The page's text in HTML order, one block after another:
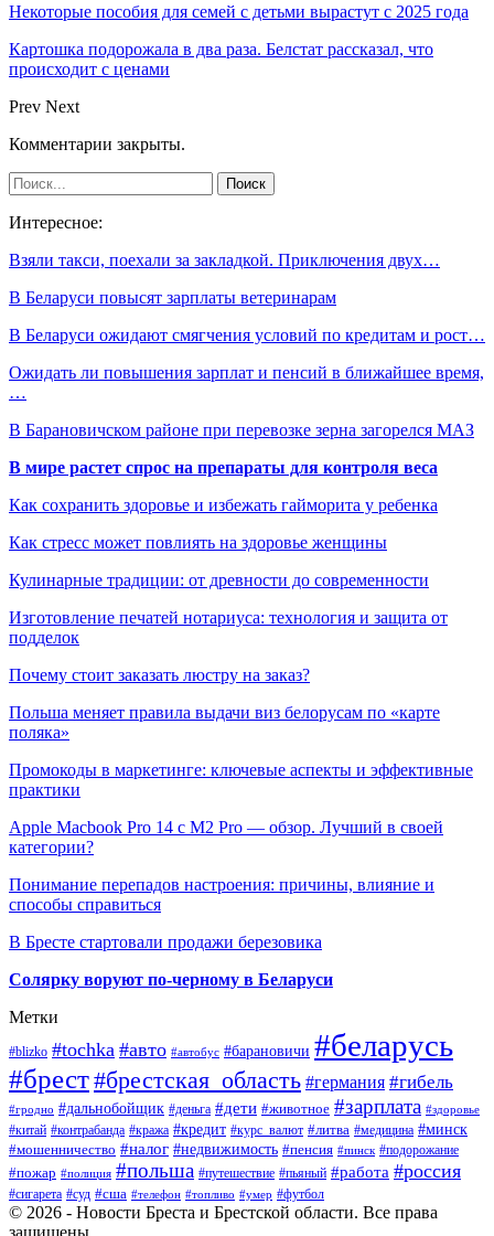
Некоторые пособия для семей с детьми вырастут с 2025 года
Картошка подорожала в два раза. Белстат рассказал, что
происходит с ценами
Prev Next
Комментарии закрыты.
Интересное:
Взяли такси, поехали за закладкой. Приключения двух…
В Беларуси повысят зарплаты ветеринарам
В Беларуси ожидают смягчения условий по кредитам и рост…
Ожидать ли повышения зарплат и пенсий в ближайшее время,
…
В Барановичском районе при перевозке зерна загорелся МАЗ
В мире растет спрос на препараты для контроля веса
Как сохранить здоровье и избежать гайморита у ребенка
Как стресс может повлиять на здоровье женщины
Кулинарные традиции: от древности до современности
Изготовление печатей нотариуса: технология и защита от
подделок
Почему стоит заказать люстру на заказ?
Польша меняет правила выдачи виз белорусам по «карте
поляка»
Промокоды в маркетинге: ключевые аспекты и эффективные
практики
Apple Macbook Pro 14 с M2 Pro — обзор. Лучший в своей
категории?
Понимание перепадов настроения: причины, влияние и
способы справиться
В Бресте стартовали продажи березовика
Солярку воруют по-черному в Беларуси
Метки
#blizko #tochka #авто #автобус #барановичи #беларусь
#брест#брестская_область #германия #гибель
#гродно #дальнобойщик #деньга #дети #животное #зарплата #здоровье
#китай #контрабанда #кража #кредит #курс_валют #литва #медицина #минск
#мошенничество #налог #недвижимость #пенсия #пинск #подорожание
#пожар #полиция #польша #путешествие #пьяный #работа #россия
#сигарета #суд #сша #телефон #топливо #умер #футбол
© 2026 - Новости Бреста и Брестской области. Все права
защищены.